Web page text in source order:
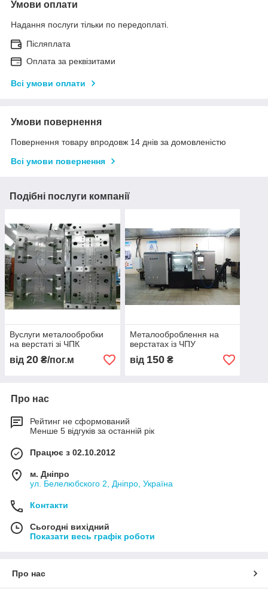
Умови оплати
Надання послуги тільки по передоплаті.
Післяплата
Оплата за реквізитами
Всі умови оплати
Умови повернення
Повернення товару впродовж 14 днів за домовленістю
Всі умови повернення
Подібні послуги компанії
Вуслуги металообробки
на верстаті зі ЧПК
від 20 ₴/пог.м
Металооброблення на
верстатах із ЧПУ
від 150₴
Про нас
Рейтинг не сформований
Менше 5 відгуків за останній рік
Працює з 02.10.2012
м. Дніпро
ул. Белелюбского 2, Дніпро, Україна
Контакти
Сьогодні вихідний
Показати весь графік роботи
Про нас